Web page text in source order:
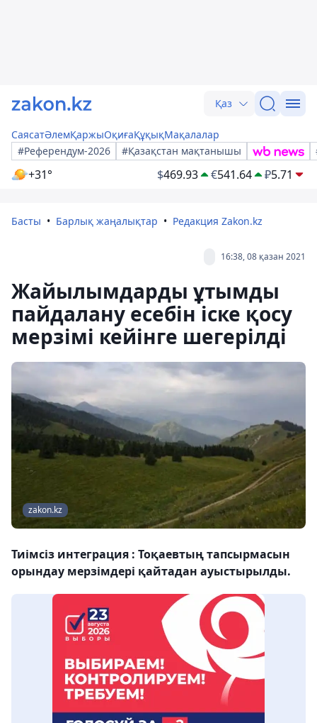
Қаз
СаясатӘлемҚаржыОқиғаҚұқықМақалалар
#Референдум-2026
#Қазақстан мақтанышы
+31° $469.93 €541.64 ₽5.71
Басты Барлық жаңалықтар Редакция Zakon.kz
16:38, 08 қазан 2021
Жайылымдарды ұтымды
пайдалану есебін іске қосу
мерзімі кейінге шегерілді
zakon.kz
Тиімсіз интеграция : Тоқаевтың тапсырмасын
орындау мерзімдері қайтадан ауыстырылды.